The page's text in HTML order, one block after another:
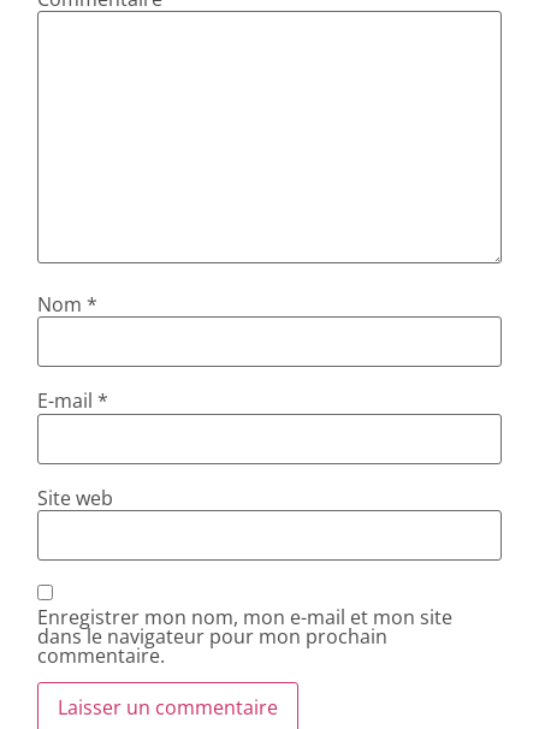
Nom*
E-mail*
Site web
Enregistrer mon nom, mon e-mail et mon site
dans le navigateur pour mon prochain
commentaire.